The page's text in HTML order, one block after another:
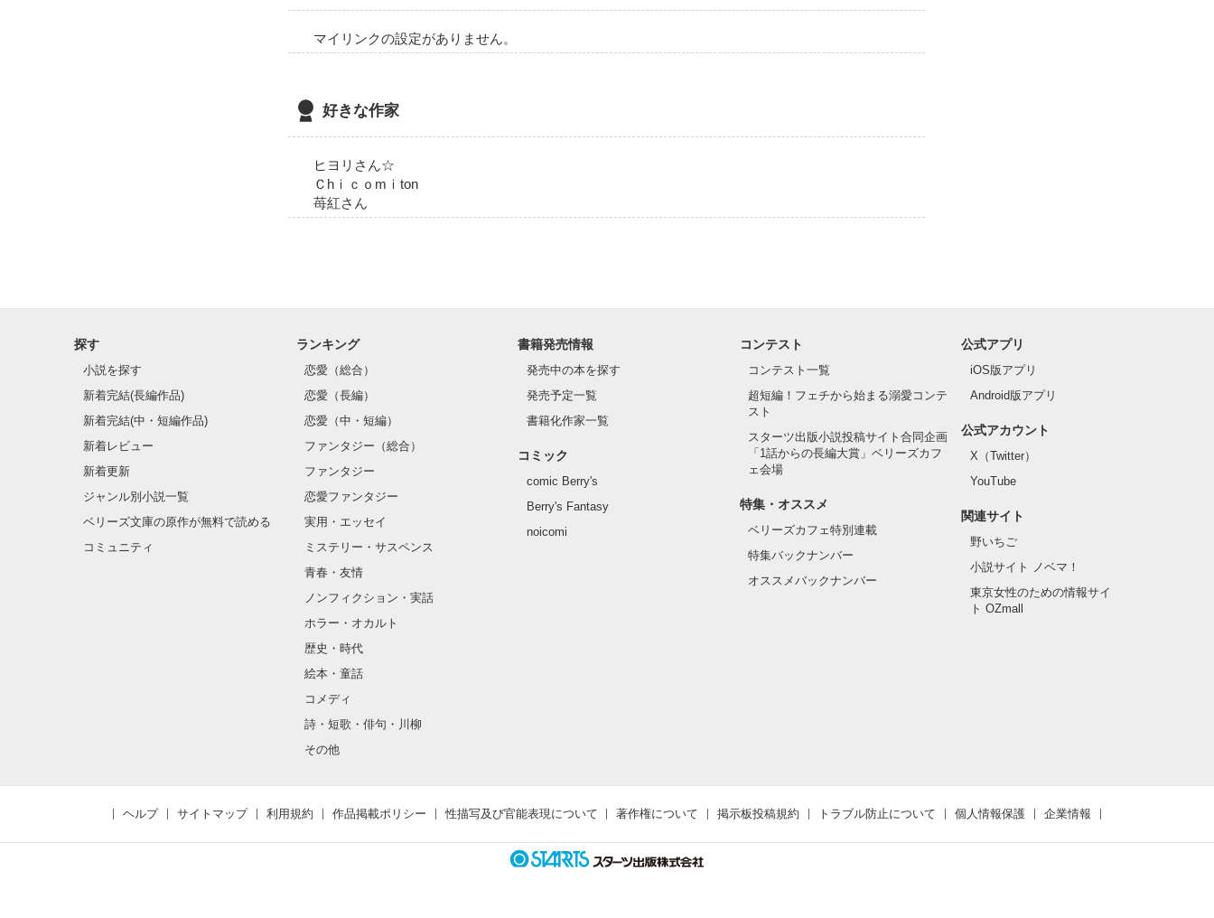
その《すべて》を完璧にクリアした
  の
   初恋が
    始まる／／／／／／／／／／／／／
辛口コメント大歓迎(^O^)/
レビュー宜しくお願いします
マイリンクの設定がありません。
好きな作家
ヒヨリさん☆
Ｃhｉｃｏmｉton
苺紅さん
探す
小説を探す
新着完結(長編作品)
新着完結(中・短編作品)
新着レビュー
新着更新
ジャンル別小説一覧
ベリーズ文庫の原作が無料で読める
コミュニティ
ランキング
恋愛（総合）
恋愛（長編）
恋愛（中・短編）
ファンタジー（総合）
ファンタジー
恋愛ファンタジー
実用・エッセイ
ミステリー・サスペンス
青春・友情
ノンフィクション・実話
ホラー・オカルト
歴史・時代
絵本・童話
コメディ
詩・短歌・俳句・川柳
その他
書籍発売情報
発売中の本を探す
発売予定一覧
書籍化作家一覧
コミック
comic Berry's
Berry's Fantasy
noicomi
コンテスト
コンテスト一覧
超短編！フェチから始まる溺愛コンテ
スト
スターツ出版小説投稿サイト合同企画
「1話からの長編大賞」ベリーズカフ
ェ会場
特集・オススメ
ベリーズカフェ特別連載
特集バックナンバー
オススメバックナンバー
公式アプリ
iOS版アプリ
Android版アプリ
公式アカウント
X（Twitter）
YouTube
関連サイト
野いちご
小説サイト ノベマ！
東京女性のための情報サイ
ト OZmall
ヘルプ サイトマップ 利用規約 作品掲載ポリシー 性描写及び官能表現について 著作権について 掲示板投稿規約 トラブル防止について 個人情報保護 企業情報